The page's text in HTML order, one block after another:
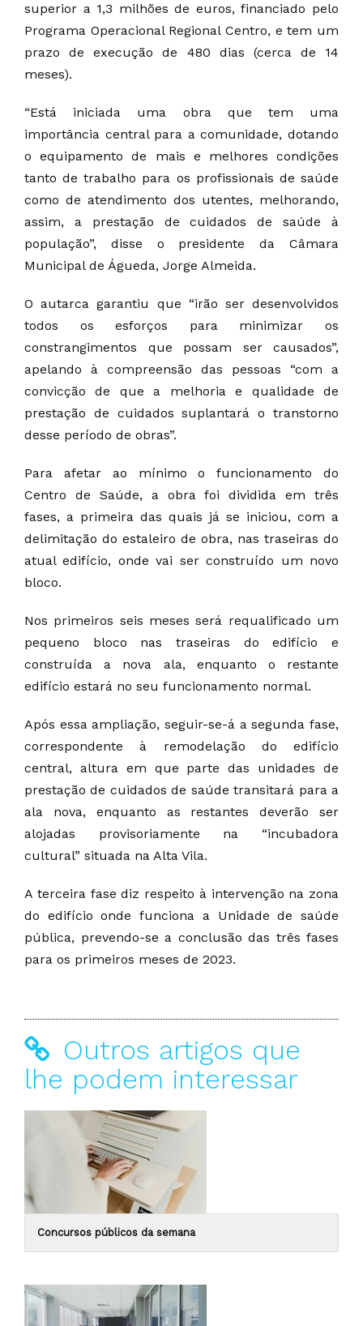
superior a 1,3 milhões de euros, financiado pelo
Programa Operacional Regional Centro, e tem um
prazo de execução de 480 dias (cerca de 14
meses).
“Está iniciada uma obra que tem uma
importância central para a comunidade, dotando
o equipamento de mais e melhores condições
tanto de trabalho para os profissionais de saúde
como de atendimento dos utentes, melhorando,
assim, a prestação de cuidados de saúde à
população”, disse o presidente da Câmara
Municipal de Águeda, Jorge Almeida.
O autarca garantiu que “irão ser desenvolvidos
todos os esforços para minimizar os
constrangimentos que possam ser causados”,
apelando à compreensão das pessoas “com a
convicção de que a melhoria e qualidade de
prestação de cuidados suplantará o transtorno
desse período de obras”.
Para afetar ao mínimo o funcionamento do
Centro de Saúde, a obra foi dividida em três
fases, a primeira das quais já se iniciou, com a
delimitação do estaleiro de obra, nas traseiras do
atual edifício, onde vai ser construído um novo
bloco.
Nos primeiros seis meses será requalificado um
pequeno bloco nas traseiras do edifício e
construída a nova ala, enquanto o restante
edifício estará no seu funcionamento normal.
Após essa ampliação, seguir-se-á a segunda fase,
correspondente à remodelação do edifício
central, altura em que parte das unidades de
prestação de cuidados de saúde transitará para a
ala nova, enquanto as restantes deverão ser
alojadas provisoriamente na “incubadora
cultural” situada na Alta Vila.
A terceira fase diz respeito à intervenção na zona
do edifício onde funciona a Unidade de saúde
pública, prevendo-se a conclusão das três fases
para os primeiros meses de 2023.
Outros artigos que
lhe podem interessar
Concursos públicos da semana